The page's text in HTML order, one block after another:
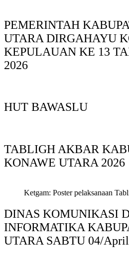
PEMERINTAH
UTARA DIRGAHAYU
KEPULAUAN KE 13
2026
HUT BAWASLU
TABLIGH AKBAR
KONAWE UTARA 2026
Ketgam: Poster pelaksanaan
DINAS KOMUNIKASI
INFORMATIKA
UTARA SABTU 04/